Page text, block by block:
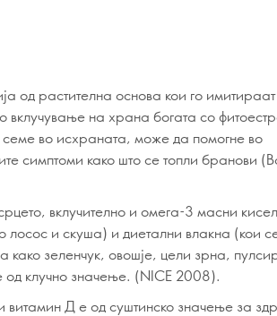
од растителна основа кои го имитираат
вклучување на храна богата со
во исхраната, може да помогне во
симптоми како што се топли бранови
вклучително и омега-3 масни
лосос и скуша) и диетални влакна (кои
како зеленчук, овошје, цели зрна,
од клучно значење. (NICE 2008).
витамин Д е од суштинско значење за